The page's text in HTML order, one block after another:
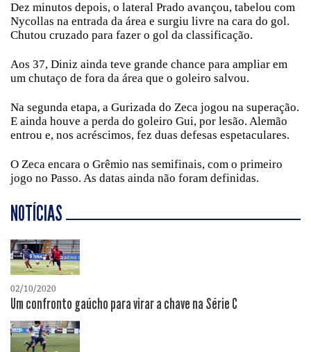
Dez minutos depois, o lateral Prado avançou, tabelou com
Nycollas na entrada da área e surgiu livre na cara do gol.
Chutou cruzado para fazer o gol da classificação.
Aos 37, Diniz ainda teve grande chance para ampliar em
um chutaço de fora da área que o goleiro salvou.
Na segunda etapa, a Gurizada do Zeca jogou na superação.
E ainda houve a perda do goleiro Gui, por lesão. Alemão
entrou e, nos acréscimos, fez duas defesas espetaculares.
O Zeca encara o Grêmio nas semifinais, com o primeiro
jogo no Passo. As datas ainda não foram definidas.
NOTÍCIAS
02/10/2020
Um confronto gaúcho para virar a chave na Série C